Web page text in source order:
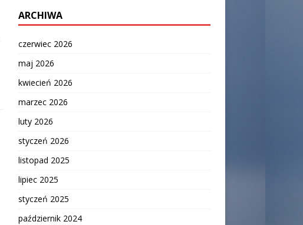
ARCHIWA
czerwiec 2026
maj 2026
kwiecień 2026
marzec 2026
luty 2026
styczeń 2026
listopad 2025
lipiec 2025
styczeń 2025
październik 2024